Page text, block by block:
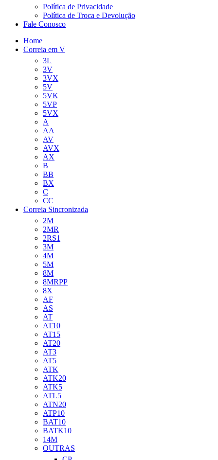
Política de Privacidade
Política de Troca e Devolução
Fale Conosco
Home
Correia em V
3L
3V
3VX
5V
5VK
5VP
5VX
A
AA
AV
AVX
AX
B
BB
BX
C
CC
Correia Sincronizada
2M
2MR
2RS1
3M
4M
5M
8M
8MRPP
8X
AF
AS
AT
AT10
AT15
AT20
AT3
AT5
ATK
ATK20
ATK5
ATL5
ATN20
ATP10
BAT10
BATK10
14M
OUTRAS